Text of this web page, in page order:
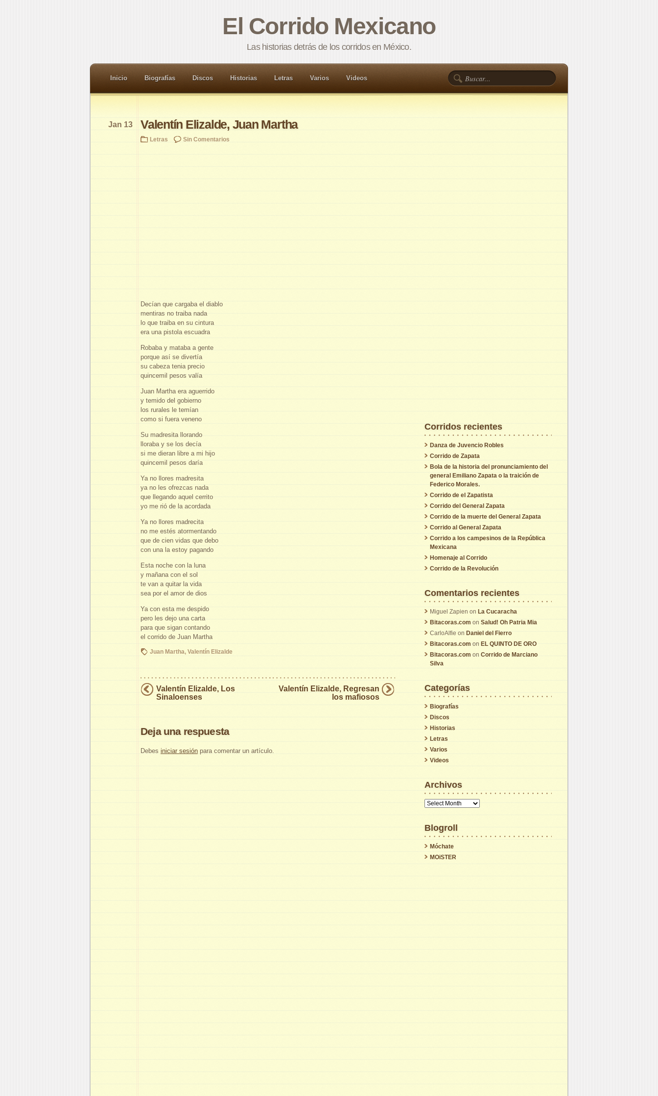
El Corrido Mexicano
Las historias detrás de los corridos en México.
Inicio Biografías Discos Historias Letras Varios Videos
Valentín Elizalde, Juan Martha
Jan 13
Letras Sin Comentarios
Decían que cargaba el diablo
mentiras no traiba nada
lo que traiba en su cintura
era una pistola escuadra
Robaba y mataba a gente
porque así se divertía
su cabeza tenia precio
quincemil pesos valía
Juan Martha era aguerrido
y temido del gobierno
los rurales le temían
como si fuera veneno
Su madresita llorando
lloraba y se los decía
si me dieran libre a mi hijo
quincemil pesos daría
Ya no llores madresita
ya no les ofrezcas nada
que llegando aquel cerrito
yo me rió de la acordada
Ya no llores madrecita
no me estés atormentando
que de cien vidas que debo
con una la estoy pagando
Esta noche con la luna
y mañana con el sol
te van a quitar la vida
sea por el amor de dios
Ya con esta me despido
pero les dejo una carta
para que sigan contando
el corrido de Juan Martha
Juan Martha, Valentín Elizalde
Valentín Elizalde, Los
Sinaloenses
Valentín Elizalde, Regresan
los mafiosos
Deja una respuesta
Debes iniciar sesión para comentar un artículo.
Corridos recientes
Danza de Juvencio Robles
Corrido de Zapata
Bola de la historia del pronunciamiento del
general Emiliano Zapata o la traición de
Federico Morales.
Corrido de el Zapatista
Corrido del General Zapata
Corrido de la muerte del General Zapata
Corrido al General Zapata
Corrido a los campesinos de la República
Mexicana
Homenaje al Corrido
Corrido de la Revolución
Comentarios recientes
Miguel Zapien on La Cucaracha
Bitacoras.com on Salud! Oh Patria Mia
CarloAlfie on Daniel del Fierro
Bitacoras.com on EL QUINTO DE ORO
Bitacoras.com on Corrido de Marciano
Silva
Categorías
Biografías
Discos
Historias
Letras
Varios
Videos
Archivos
Archivos
Blogroll
Móchate
MOiSTER